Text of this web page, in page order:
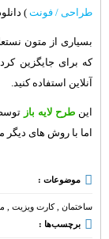
طراحی / فونت )
بسیاری از متون
که برای جایگزین
آنلاین استفاده کنید.
اینطرح لایه باز
اما با روش های دیگر
موضوعات :
ساختمان ,کارت ویزیت ,
برچسب‌ها :